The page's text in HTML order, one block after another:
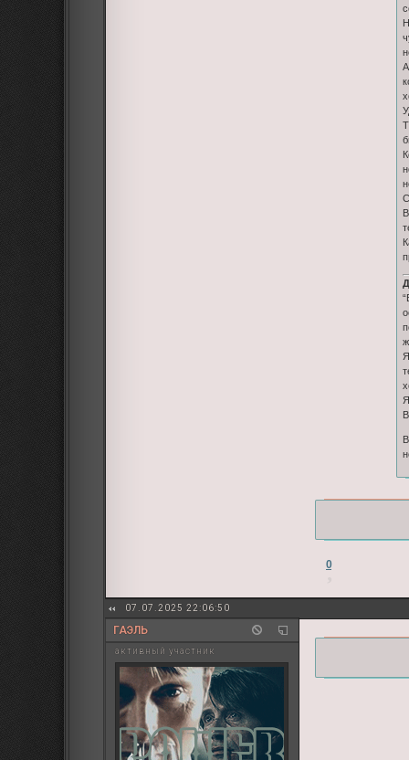
0
07.07.2025 22:06:50
ГАЭЛЬ
активный участник